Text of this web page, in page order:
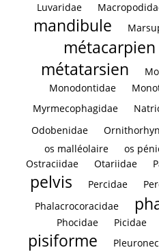
Luvaridae
mandibule
métacarpien
métatarsien
Monodontidae
Myrmecophagidae
Odobenidae
os malléolaire os
Ostraciidae Otariidae
pelvis Percidae
Phalacrocoracidae
Phocidae
Picidae
pisiforme